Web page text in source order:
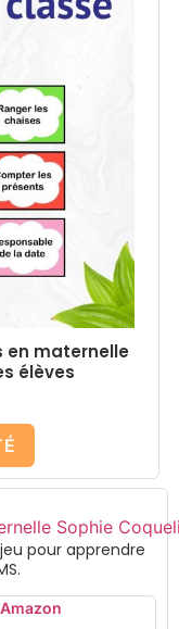
en maternelle
élèves
pour apprendre